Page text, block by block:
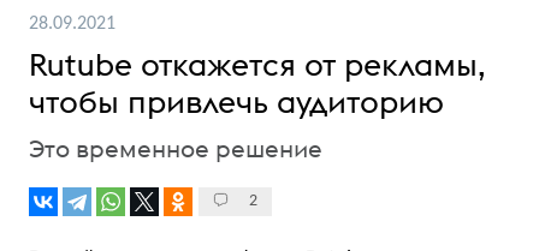
28.09.2021
Rutube откажется от рекламы,
чтобы привлечь аудиторию
Это временное решение
2